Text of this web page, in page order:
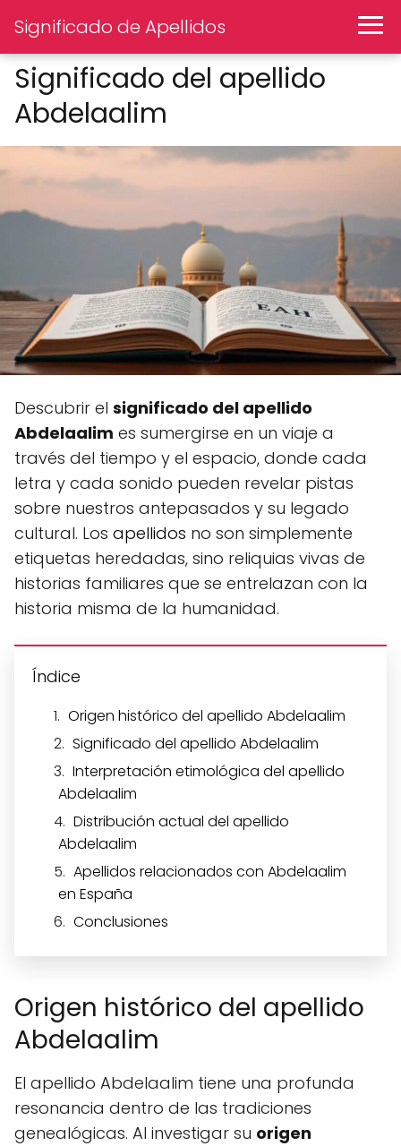
Significado de Apellidos
Significado del apellido
Abdelaalim
Descubrir el significado del apellido
Abdelaalim es sumergirse en un viaje a
través del tiempo y el espacio, donde cada
letra y cada sonido pueden revelar pistas
sobre nuestros antepasados y su legado
cultural. Los apellidos no son simplemente
etiquetas heredadas, sino reliquias vivas de
historias familiares que se entrelazan con la
historia misma de la humanidad.
Índice
Origen histórico del apellido Abdelaalim
Significado del apellido Abdelaalim
Interpretación etimológica del apellido
Abdelaalim
Distribución actual del apellido
Abdelaalim
Apellidos relacionados con Abdelaalim
en España
Conclusiones
Origen histórico del apellido
Abdelaalim
El apellido Abdelaalim tiene una profunda
resonancia dentro de las tradiciones
genealógicas. Al investigar su origen